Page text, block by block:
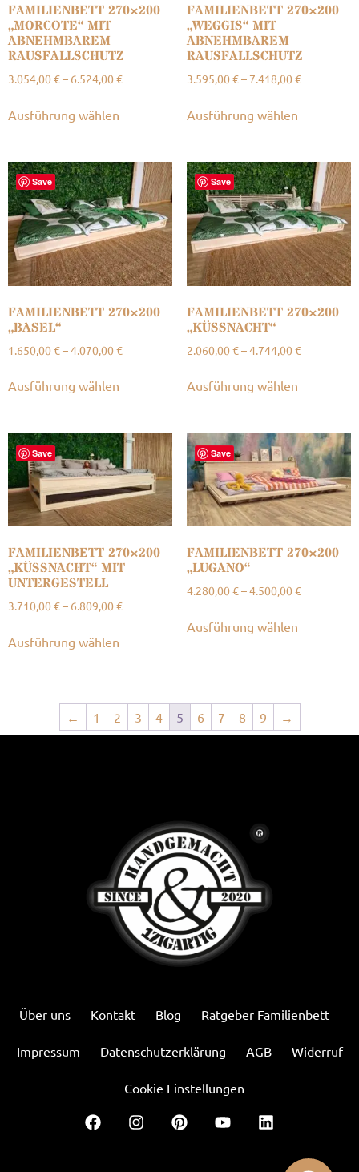
FAMILIENBETT 270×200
„MORCOTE“ MIT
ABNEHMBAREM
RAUSFALLSCHUTZ
3.054,00€– 6.524,00€
Ausführung wählen
FAMILIENBETT 270×200
„WEGGIS“ MIT
ABNEHMBAREM
RAUSFALLSCHUTZ
3.595,00€–7.418,00€
Ausführung wählen
Save
FAMILIENBETT 270×200
„BASEL“
1.650,00€–4.070,00€
Ausführung wählen
Save
FAMILIENBETT 270×200
„KÜSSNACHT“
2.060,00€–4.744,00€
Ausführung wählen
Save
FAMILIENBETT 270×200
„KÜSSNACHT“ MIT
UNTERGESTELL
3.710,00€– 6.809,00€
Ausführung wählen
Save
FAMILIENBETT 270×200
„LUGANO“
4.280,00€–4.500,00€
Ausführung wählen
← 1 2 3 4 5 6 7 8 9 →
Über uns Kontakt Blog Ratgeber Familienbett
Impressum Datenschutzerklärung AGB Widerruf
Cookie Einstellungen